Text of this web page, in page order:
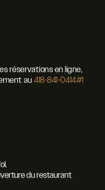
du restaurant
réservations en ligne,
au418-841-0414#1